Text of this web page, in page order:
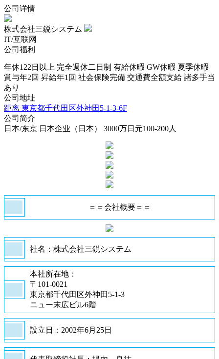
公司详情
株式会社三鋭システム
IT/互联网
公司福利
年休122日以上 完全週休二日制 有給休暇 GW休暇 夏季休暇
賞与年2回 昇給年1回 社会保険完備 交通費全額支給 諸多手当
あり
公司地址
距离 東京都千代田区外神田5-1-3-6F
公司简介
日本/东京 日本企业（日本） 3000万日元100-200人
＝＝会社概要＝＝
社名：株式会社三鋭システム
本社所在地：
〒101-0021
東京都千代田区外神田5-1-3
ニュー末広ビル6階
設立日：2002年6月25日